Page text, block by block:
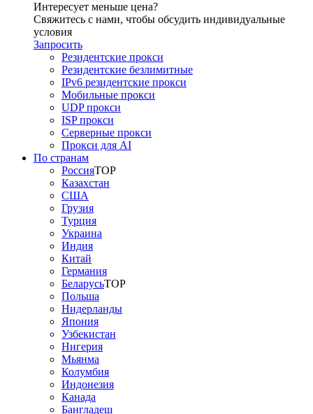
Интересует меньше цена?
Свяжитесь с нами, чтобы обсудить индивидуальные
условия
Запросить
Резидентские прокси
Резидентские безлимитные
IPv6 резидентские прокси
Мобильные прокси
UDP прокси
ISP прокси
Серверные прокси
Прокси для AI
По странам
РоссияTOP
Казахстан
США
Грузия
Турция
Украина
Индия
Китай
Германия
БеларусьTOP
Польша
Нидерланды
Япония
Узбекистан
Нигерия
Мьянма
Колумбия
Индонезия
Канада
Бангладеш